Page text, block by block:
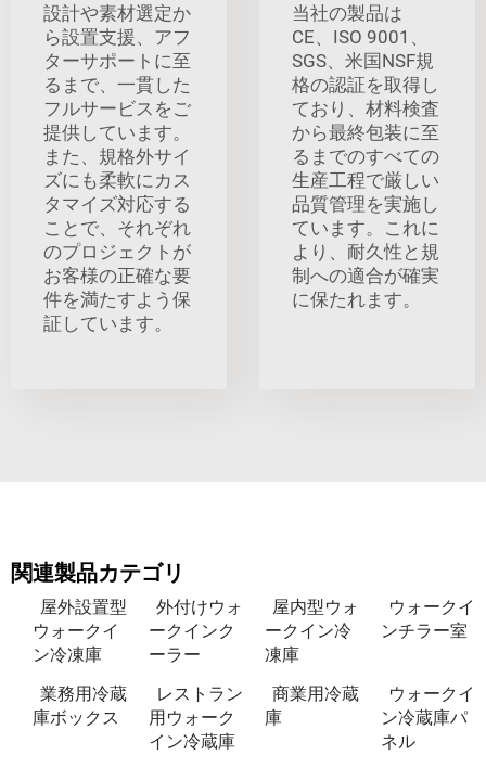
設計や素材選定か
ら設置支援、アフ
ターサポートに至
るまで、一貫した
フルサービスをご
提供しています。
また、規格外サイ
ズにも柔軟にカス
タマイズ対応する
ことで、それぞれ
のプロジェクトが
お客様の正確な要
件を満たすよう保
証しています。
当社の製品は
CE、ISO 9001、
SGS、米国NSF規
格の認証を取得し
ており、材料検査
から最終包装に至
るまでのすべての
生産工程で厳しい
品質管理を実施し
ています。これに
より、耐久性と規
制への適合が確実
に保たれます。
関連製品カテゴリ
屋外設置型
ウォークイ
ン冷凍庫
外付けウォ
ークインク
ーラー
屋内型ウォ
ークイン冷
凍庫
ウォークイ
ンチラー室
業務用冷蔵
庫ボックス
レストラン
用ウォーク
イン冷蔵庫
商業用冷蔵
庫
ウォークイ
ン冷蔵庫パ
ネル